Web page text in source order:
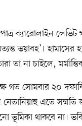
ক্যারোলাইন লেভিট
ভয়াবহ’।
তা না চাইলে,
গত সোমবার ২০
নেতানিয়াহু এতে
ভূমিকা থাকবে না।